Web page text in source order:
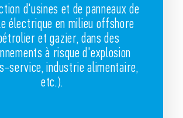
d'usines et de panneaux de
électrique en milieu offshore
et gazier, dans des
à risque d'explosion
service, industrie alimentaire,
etc.).